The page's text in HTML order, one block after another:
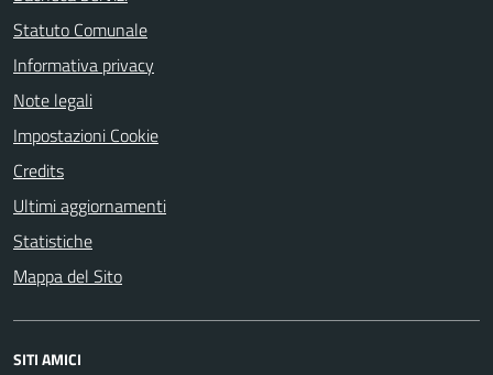
Statuto Comunale
Informativa privacy
Note legali
Impostazioni Cookie
Credits
Ultimi aggiornamenti
Statistiche
Mappa del Sito
SITI AMICI